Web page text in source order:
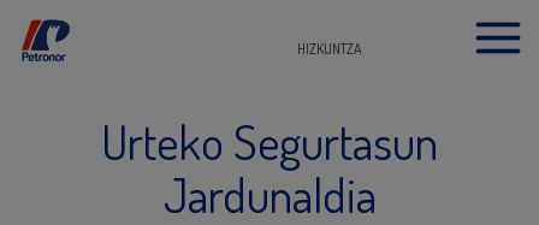
HIZKUNTZA
Urteko Segurtasun
Jardunaldia